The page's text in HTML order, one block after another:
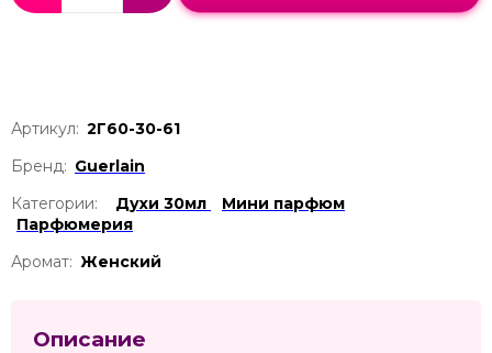
Артикул: 2Г60-30-61
Бренд: Guerlain
Категории:
Духи 30мл
Мини парфюм
Парфюмерия
Аромат: Женский
Описание